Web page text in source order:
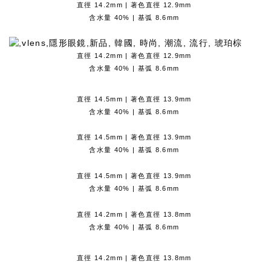
直徑 14.2mm | 著色直徑 12.9mm
含水量 40% | 基弧 8.6mm
直徑 14.2mm | 著色直徑 12.9mm
含水量 40% | 基弧 8.6mm
直徑 14.5mm | 著色直徑 13.9mm
含水量 40% | 基弧 8.6mm
直徑 14.5mm | 著色直徑 13.9mm
含水量 40% | 基弧 8.6mm
直徑 14.5mm | 著色直徑 13.9mm
含水量 40% | 基弧 8.6mm
直徑 14.2mm | 著色直徑 13.8mm
含水量 40% | 基弧 8.6mm
直徑 14.2mm | 著色直徑 13.8mm